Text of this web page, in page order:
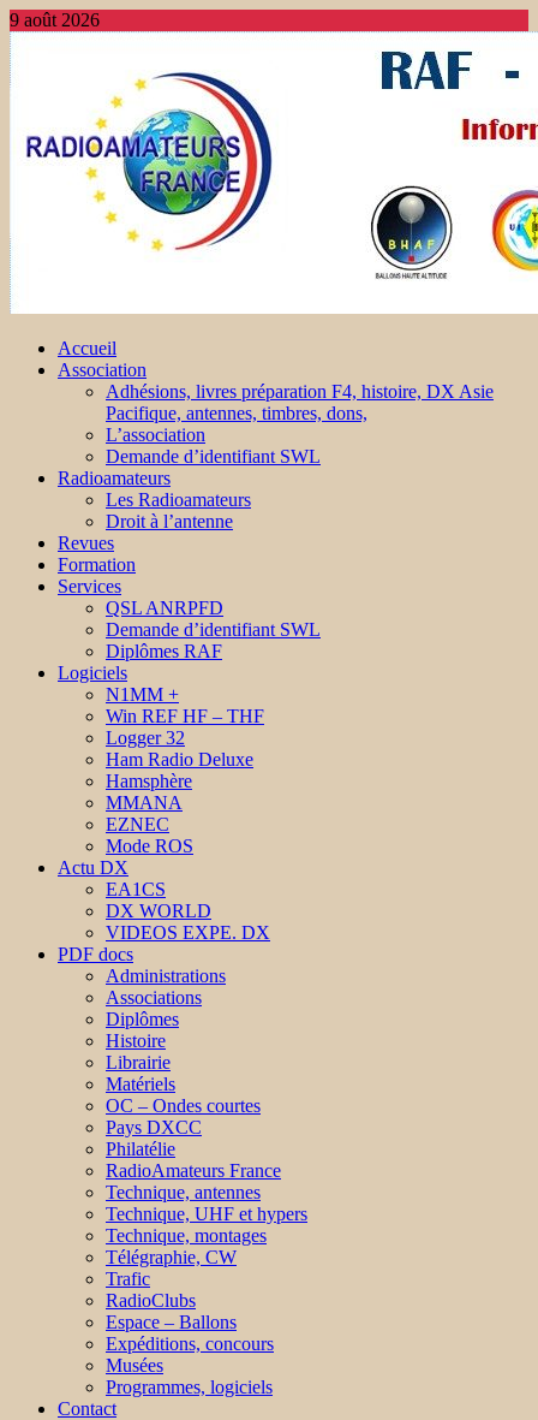
9 août 2026
Accueil
Association
Adhésions, livres préparation F4, histoire, DX Asie
Pacifique, antennes, timbres, dons,
L’association
Demande d’identifiant SWL
Radioamateurs
Les Radioamateurs
Droit à l’antenne
Revues
Formation
Services
QSL ANRPFD
Demande d’identifiant SWL
Diplômes RAF
Logiciels
N1MM +
Win REF HF – THF
Logger 32
Ham Radio Deluxe
Hamsphère
MMANA
EZNEC
Mode ROS
Actu DX
EA1CS
DX WORLD
VIDEOS EXPE. DX
PDF docs
Administrations
Associations
Diplômes
Histoire
Librairie
Matériels
OC – Ondes courtes
Pays DXCC
Philatélie
RadioAmateurs France
Technique, antennes
Technique, UHF et hypers
Technique, montages
Télégraphie, CW
Trafic
RadioClubs
Espace – Ballons
Expéditions, concours
Musées
Programmes, logiciels
Contact